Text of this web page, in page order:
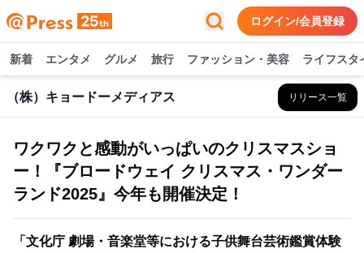
ログイン/会員登録
新着 エンタメ グルメ 旅行 ファッション・美容 ライフスタ
（株）キョードーメディアス リリース一覧
ワクワクと感動がいっぱいのクリスマスショ
ー！『ブロードウェイ クリスマス・ワンダー
ランド2025』今年も開催決定！
「文化庁 劇場・音楽堂等における子供舞台芸術鑑賞体験